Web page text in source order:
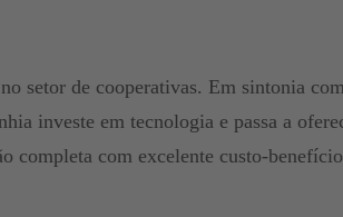
setor de cooperativas. Em sintonia com
investe em tecnologia e passa a
completa com excelente custo-benefício